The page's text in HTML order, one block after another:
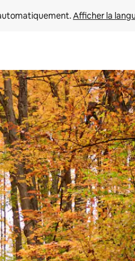
Afficher la
ou en appuyant et en